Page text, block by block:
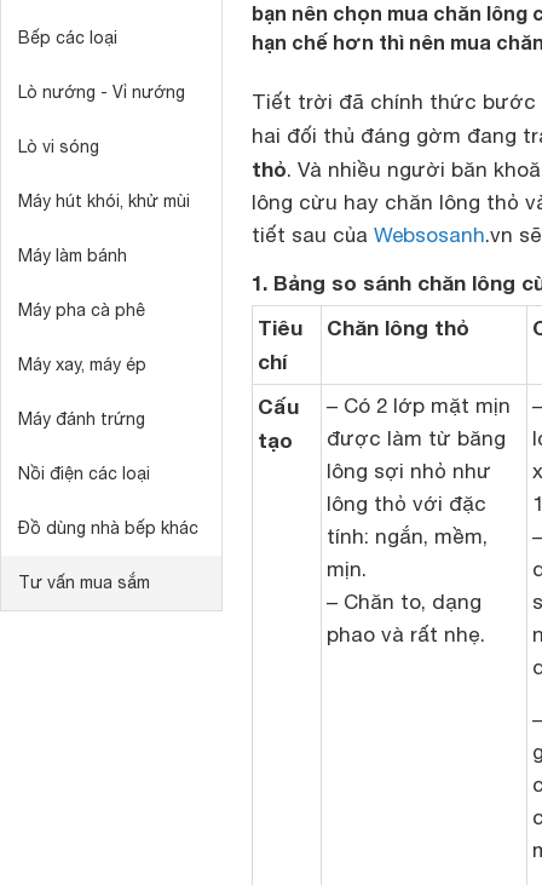
Bếp các loại
Lò nướng - Vỉ nướng
Lò vi sóng
Máy hút khói, khử mùi
Máy làm bánh
Máy pha cà phê
Máy xay, máy ép
Máy đánh trứng
Nồi điện các loại
Đồ dùng nhà bếp khác
Tư vấn mua sắm
bạn nên chọn mua chăn
hạn chế hơn thì nên mua
Tiết trời đã chính thức bước
hai đối thủ đáng gờm đang
thỏ. Và nhiều người băn
lông cừu hay chăn lông thỏ
tiết sau của Websosanh.vn
1. Bảng so sánh chăn lông
Tiêu
chí
Chăn lông thỏ
Cấu
tạo
– Có 2 lớp mặt mịn
được làm từ băng
lông sợi nhỏ như
lông thỏ với đặc
tính: ngắn, mềm,
mịn.
– Chăn to, dạng
phao và rất nhẹ.